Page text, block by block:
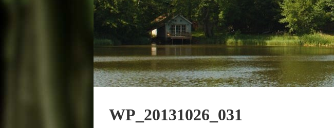
WP_20131026_031